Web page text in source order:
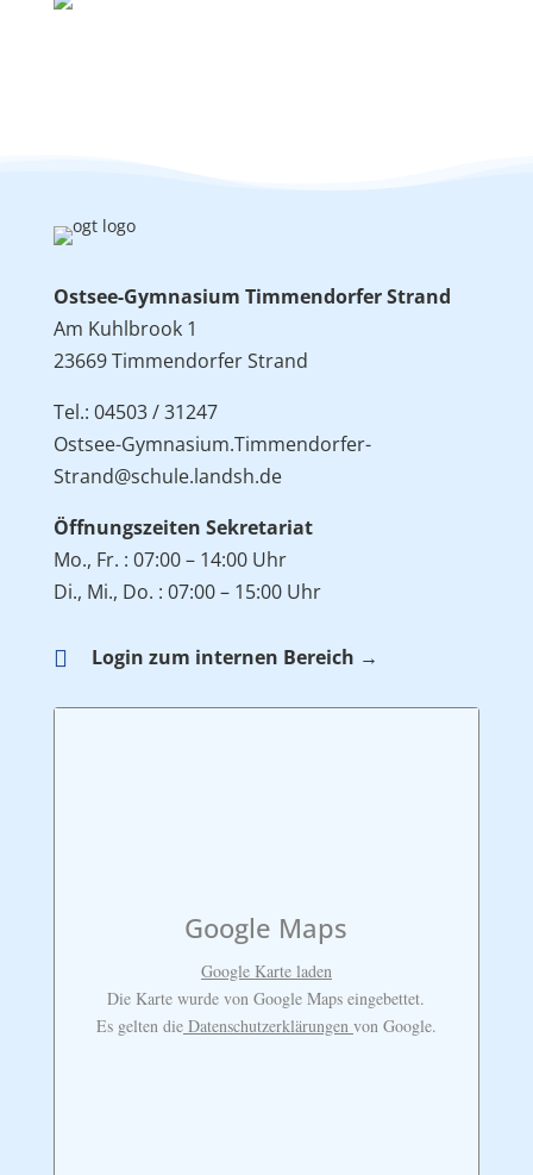
Ostsee-Gymnasium Timmendorfer Strand
Am Kuhlbrook 1
23669 Timmendorfer Strand
Tel.: 04503 / 31247
Ostsee-Gymnasium.Timmendorfer-
Strand@schule.landsh.de
Öffnungszeiten Sekretariat
Mo., Fr. : 07:00 – 14:00 Uhr
Di., Mi., Do. : 07:00 – 15:00 Uhr
 Login zum internen Bereich →
Google Maps
Google Karte laden
Die Karte wurde von Google Maps eingebettet.
Es gelten dieDatenschutzerklärungen von Google.